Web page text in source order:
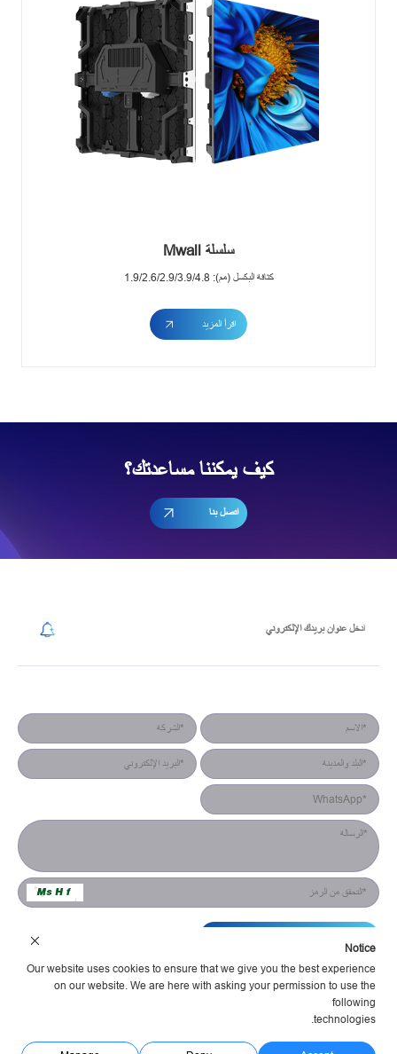
سلسلة Mwall
كثافة البكسل (مم): 1.9/2.6/2.9/3.9/4.8
اقرأ المزيد
كيف يمكننا مساعدتك؟
اتصل بنا
Notice
Our website uses cookies to ensure that we give you the best experience
on our website. We are here with asking your permission to use the
following
technologies.